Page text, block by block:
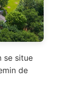
se situe
de